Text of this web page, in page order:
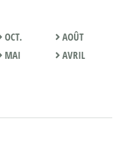
OCT.
AOÛT
MAI
AVRIL